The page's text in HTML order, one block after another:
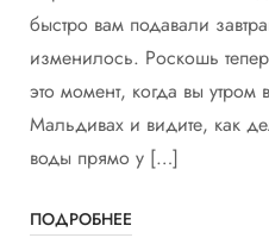
быстро вам подавали
изменилось. Роскошь
это момент, когда вы утром
Мальдивах и видите, как
воды прямо у […]
ПОДРОБНЕЕ